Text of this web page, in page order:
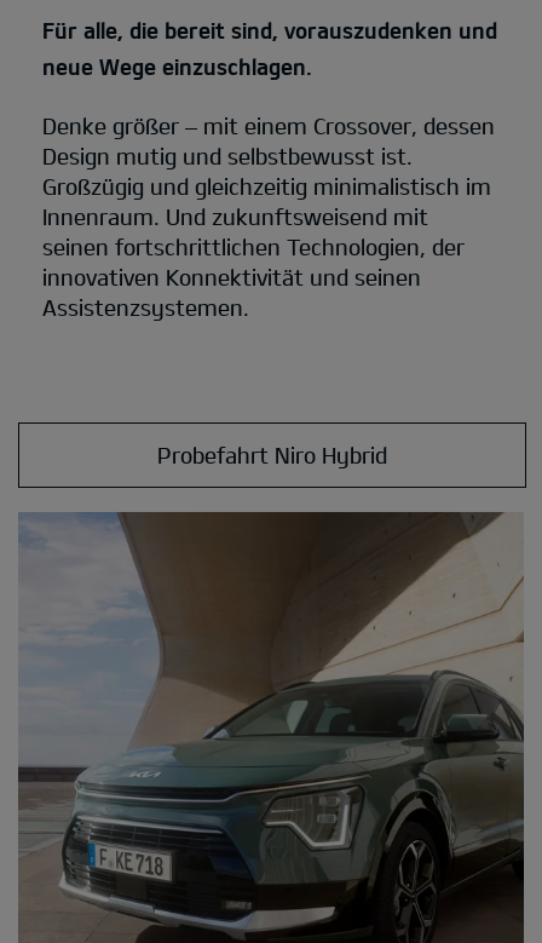
Für alle, die bereit sind, vorauszudenken und
neue Wege einzuschlagen.
Denke größer – mit einem Crossover, dessen
Design mutig und selbstbewusst ist.
Großzügig und gleichzeitig minimalistisch im
Innenraum. Und zukunftsweisend mit
seinen fortschrittlichen Technologien, der
innovativen Konnektivität und seinen
Assistenzsystemen.
Probefahrt Niro Hybrid